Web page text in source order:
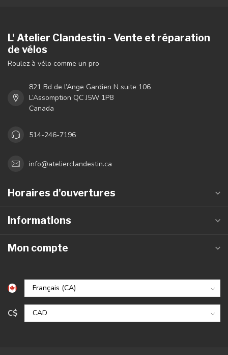
L' Atelier Clandestin - Vente et réparation
de vélos
Roulez à vélo comme un pro
821 Bd de l’Ange Gardien N suite 106
L’Assomption QC J5W 1P8
Canada
514-246-7196
info@atelierclandestin.ca
Horaires d'ouvertures
Informations
Mon compte
C$